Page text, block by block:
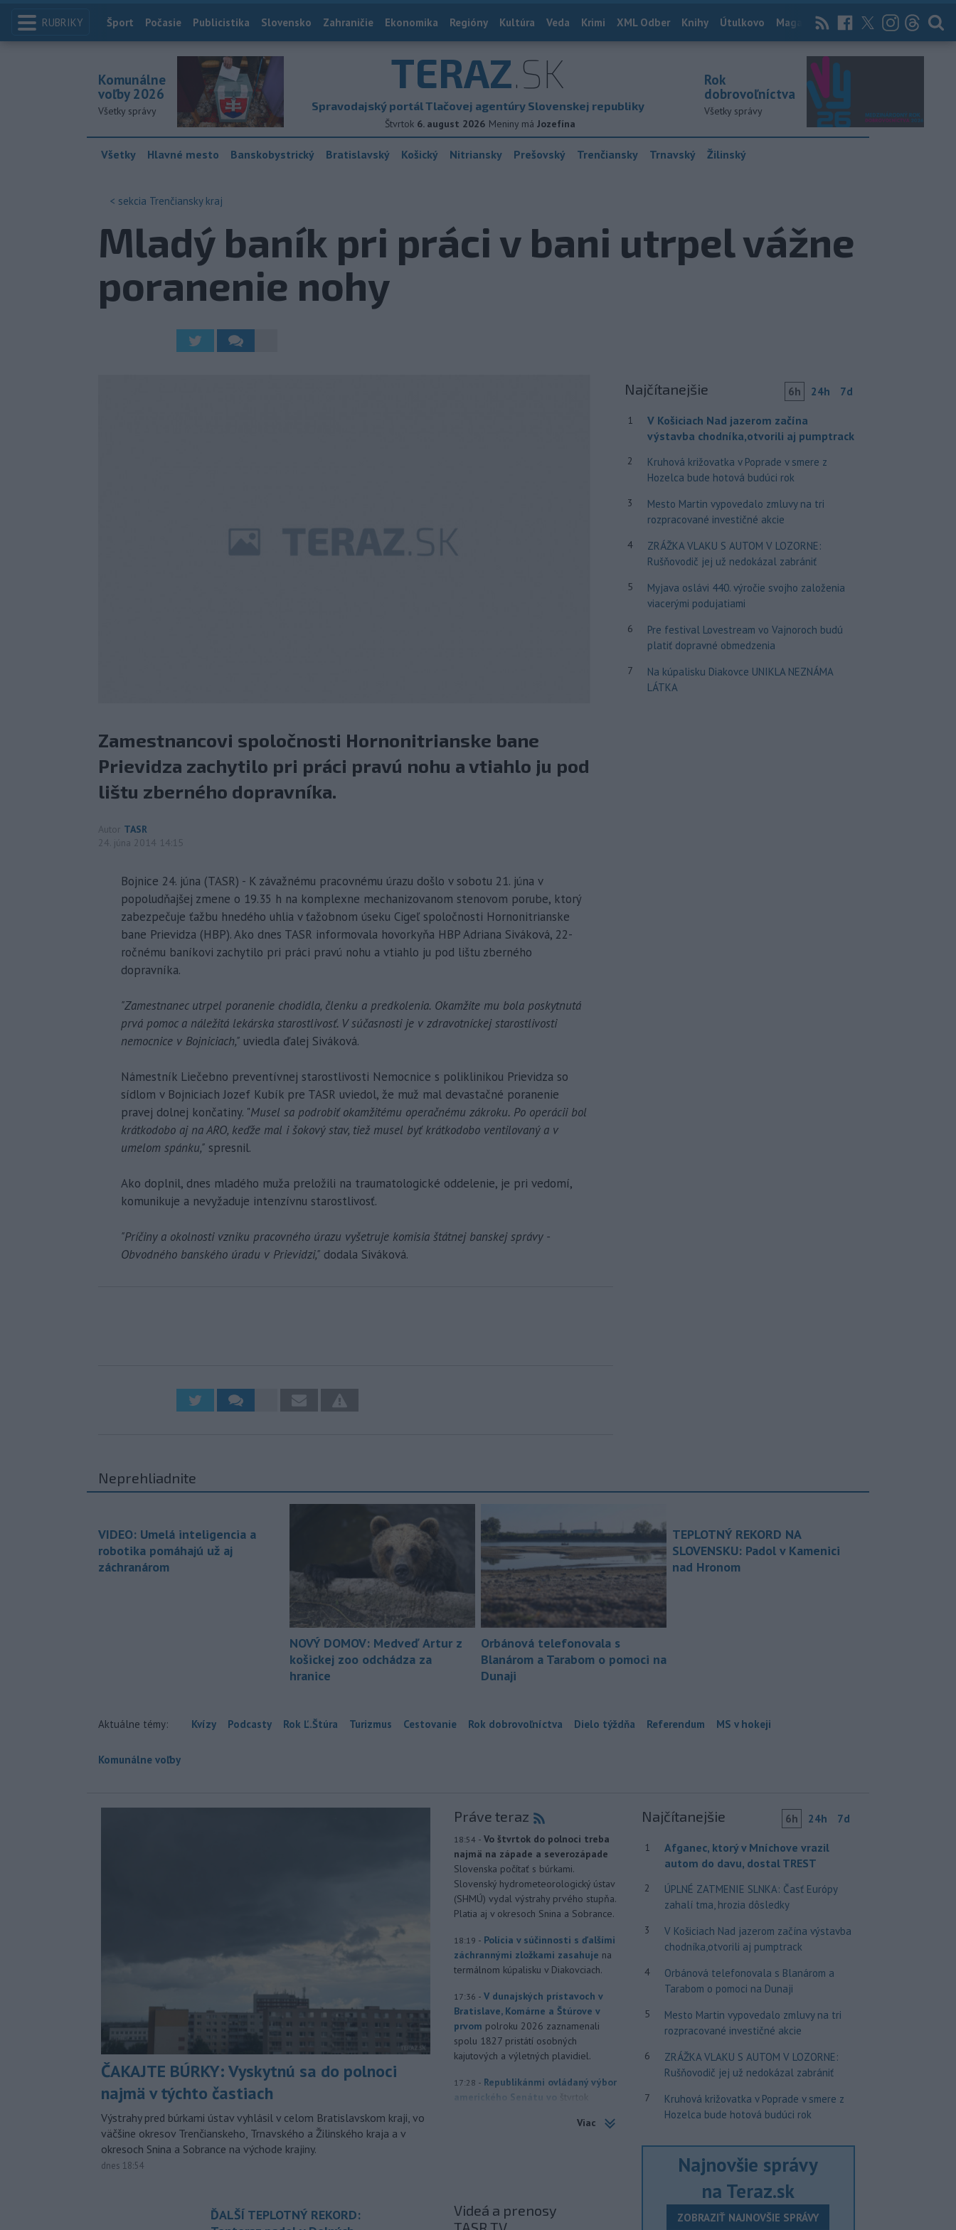
RUBRIKY Index
Šport Počasie Publicistika Slovensko Zahraničie Ekonomika Regióny Kultúra Veda Krimi XML Odber Knihy Útulkovo Magazín News Now Archív
TERAZ.SK
Spravodajský portál Tlačovej agentúry Slovenskej republiky
Štvrtok 6. august 2026 Meniny má Jozefína
Komunálne
voľby 2026
Všetky správy
Rok
dobrovoľníctva
Všetky správy
Všetky Hlavné mesto Banskobystrický Bratislavský Košický Nitriansky Prešovský Trenčiansky Trnavský Žilinský
< sekcia Trenčiansky kraj
Mladý baník pri práci v bani utrpel vážne
poranenie nohy
Zamestnancovi spoločnosti Hornonitrianske bane
Prievidza zachytilo pri práci pravú nohu a vtiahlo ju pod
lištu zberného dopravníka.
Autor TASR
24. júna 2014 14:15
Bojnice 24. júna (TASR) - K závažnému pracovnému úrazu došlo v sobotu 21. júna v
popoludňajšej zmene o 19.35 h na komplexne mechanizovanom stenovom porube, ktorý
zabezpečuje ťažbu hnedého uhlia v ťažobnom úseku Cigeľ spoločnosti Hornonitrianske
bane Prievidza (HBP). Ako dnes TASR informovala hovorkyňa HBP Adriana Siváková, 22-
ročnému baníkovi zachytilo pri práci pravú nohu a vtiahlo ju pod lištu zberného
dopravníka.
"Zamestnanec utrpel poranenie chodidla, členku a predkolenia. Okamžite mu bola poskytnutá
prvá pomoc a náležitá lekárska starostlivosť. V súčasnosti je v zdravotníckej starostlivosti
nemocnice v Bojniciach," uviedla ďalej Siváková.
Námestník Liečebno preventívnej starostlivosti Nemocnice s poliklinikou Prievidza so
sídlom v Bojniciach Jozef Kubík pre TASR uviedol, že muž mal devastačné poranenie
pravej dolnej končatiny. "Musel sa podrobiť okamžitému operačnému zákroku. Po operácii bol
krátkodobo aj na ARO, keďže mal i šokový stav, tiež musel byť krátkodobo ventilovaný a v
umelom spánku," spresnil.
Ako doplnil, dnes mladého muža preložili na traumatologické oddelenie, je pri vedomí,
komunikuje a nevyžaduje intenzívnu starostlivosť.
"Príčiny a okolnosti vzniku pracovného úrazu vyšetruje komisia štátnej banskej správy -
Obvodného banského úradu v Prievidzi," dodala Siváková.
Najčítanejšie 6h 24h 7d
1
V Košiciach Nad jazerom začína
výstavba chodníka,otvorili aj pumptrack
2
Kruhová križovatka v Poprade v smere z
Hozelca bude hotová budúci rok
3
Mesto Martin vypovedalo zmluvy na tri
rozpracované investičné akcie
4
ZRÁŽKA VLAKU S AUTOM V LOZORNE:
Rušňovodič jej už nedokázal zabrániť
5
Myjava oslávi 440. výročie svojho založenia
viacerými podujatiami
6
Pre festival Lovestream vo Vajnoroch budú
platiť dopravné obmedzenia
7
Na kúpalisku Diakovce UNIKLA NEZNÁMA
LÁTKA
Neprehliadnite
VIDEO: Umelá inteligencia a
robotika pomáhajú už aj
záchranárom
NOVÝ DOMOV: Medveď Artur z
košickej zoo odchádza za
hranice
Orbánová telefonovala s
Blanárom a Tarabom o pomoci na
Dunaji
TEPLOTNÝ REKORD NA
SLOVENSKU: Padol v Kamenici
nad Hronom
Aktuálne témy: Kvízy Podcasty Rok Ľ.Štúra Turizmus Cestovanie Rok dobrovoľníctva Dielo týždňa Referendum MS v hokeji
Komunálne voľby
ČAKAJTE BÚRKY: Vyskytnú sa do polnoci
najmä v týchto častiach
Výstrahy pred búrkami ústav vyhlásil v celom Bratislavskom kraji, vo
väčšine okresov Trenčianskeho, Trnavského a Žilinského kraja a v
okresoch Snina a Sobrance na východe krajiny.
dnes 18:54
ĎALŠÍ TEPLOTNÝ REKORD:
Práve teraz
18:54 - Vo štvrtok do polnoci treba
najmä na západe a severozápade
Slovenska počítať s búrkami.
Slovenský hydrometeorologický ústav
(SHMÚ) vydal výstrahy prvého stupňa.
Platia aj v okresoch Snina a Sobrance.
18:19 - Polícia v súčinnosti s ďalšími
záchrannými zložkami zasahuje na
termálnom kúpalisku v Diakovciach.
17:36 - V dunajských prístavoch v
Bratislave, Komárne a Štúrove v
prvom polroku 2026 zaznamenali
spolu 1827 pristátí osobných
kajutových a výletných plavidiel.
17:28 - Republikánmi ovládaný výbor
amerického Senátu vo
štvrtok
príslušníkov vládnych síl a ďalších 29
Viac
Videá a prenosy
Najčítanejšie 6h 24h 7d
1
Afganec, ktorý v Mníchove vrazil
autom do davu, dostal TREST
2
ÚPLNÉ ZATMENIE SLNKA: Časť Európy
zahalí tma, hrozia dôsledky
3
V Košiciach Nad jazerom začína výstavba
chodníka,otvorili aj pumptrack
4
Orbánová telefonovala s Blanárom a
Tarabom o pomoci na Dunaji
5
Mesto Martin vypovedalo zmluvy na tri
rozpracované investičné akcie
6
ZRÁŽKA VLAKU S AUTOM V LOZORNE:
Rušňovodič jej už nedokázal zabrániť
7
Kruhová križovatka v Poprade v smere z
Hozelca bude hotová budúci rok
Najnovšie správy
na Teraz.sk
ZOBRAZIŤ NAJNOVŠIE SPRÁVY